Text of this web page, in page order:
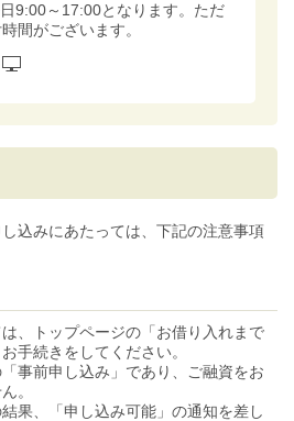
9:00～17:00となります。ただ
間がございます。
込みにあたっては、下記の注意事項
、トップページの「お借り入れまで
手続きをしてください。
事前申し込み」であり、ご融資をお
。
果、「申し込み可能」の通知を差し